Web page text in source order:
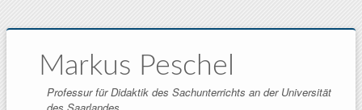
Markus Peschel
Professur für Didaktik des Sachunterrichts an der Universität